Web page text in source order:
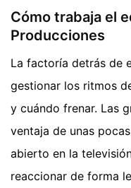
Cómo trabaja el
Producciones
La factoría detrás de
gestionar los ritmos
y cuándo frenar. Las
ventaja de unas
abierto en la
reaccionar de forma